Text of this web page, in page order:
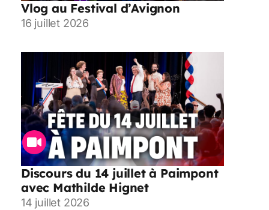
Vlog au Festival d’Avignon
16 juillet 2026
Discours du 14 juillet à Paimpont
avec Mathilde Hignet
14 juillet 2026